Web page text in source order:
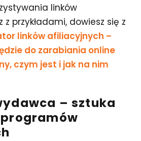
linków
przykładami, dowiesz się z
linków afiliacyjnych –
do zarabiania online
czym jest i jak na nim
– sztuka